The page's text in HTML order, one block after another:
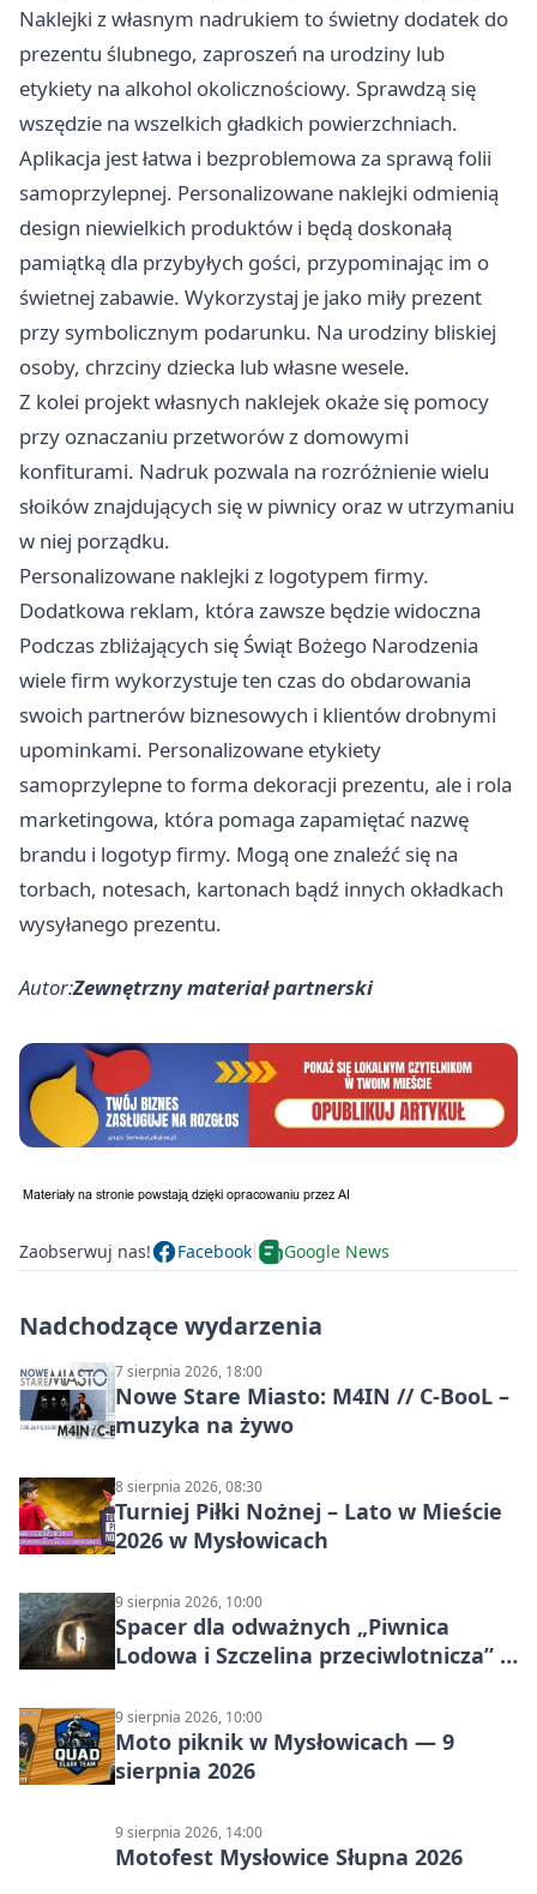
Naklejki z własnym nadrukiem to świetny dodatek do
prezentu ślubnego, zaproszeń na urodziny lub
etykiety na alkohol okolicznościowy. Sprawdzą się
wszędzie na wszelkich gładkich powierzchniach.
Aplikacja jest łatwa i bezproblemowa za sprawą folii
samoprzylepnej. Personalizowane naklejki odmienią
design niewielkich produktów i będą doskonałą
pamiątką dla przybyłych gości, przypominając im o
świetnej zabawie. Wykorzystaj je jako miły prezent
przy symbolicznym podarunku. Na urodziny bliskiej
osoby, chrzciny dziecka lub własne wesele.
Z kolei projekt własnych naklejek okaże się pomocy
przy oznaczaniu przetworów z domowymi
konfiturami. Nadruk pozwala na rozróżnienie wielu
słoików znajdujących się w piwnicy oraz w utrzymaniu
w niej porządku.
Personalizowane naklejki z logotypem firmy.
Dodatkowa reklam, która zawsze będzie widoczna
Podczas zbliżających się Świąt Bożego Narodzenia
wiele firm wykorzystuje ten czas do obdarowania
swoich partnerów biznesowych i klientów drobnymi
upominkami. Personalizowane etykiety
samoprzylepne to forma dekoracji prezentu, ale i rola
marketingowa, która pomaga zapamiętać nazwę
brandu i logotyp firmy. Mogą one znaleźć się na
torbach, notesach, kartonach bądź innych okładkach
wysyłanego prezentu.
Autor:Zewnętrzny materiał partnerski
Zaobserwuj nas! Facebook Google News
Nadchodzące wydarzenia
7 sierpnia 2026, 18:00
Nowe Stare Miasto: M4IN // C-BooL –
muzyka na żywo
8 sierpnia 2026, 08:30
Turniej Piłki Nożnej – Lato w Mieście
2026 w Mysłowicach
9 sierpnia 2026, 10:00
Spacer dla odważnych „Piwnica
Lodowa i Szczelina przeciwlotnicza” –
9 sierpnia 2026, 10:00
Moto piknik w Mysłowicach — 9
sierpnia 2026
9 sierpnia 2026, 14:00
Motofest Mysłowice Słupna 2026